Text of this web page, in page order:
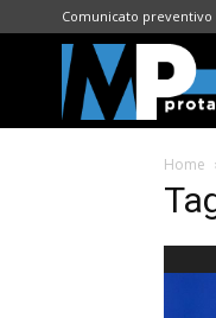
Comunicato
Home